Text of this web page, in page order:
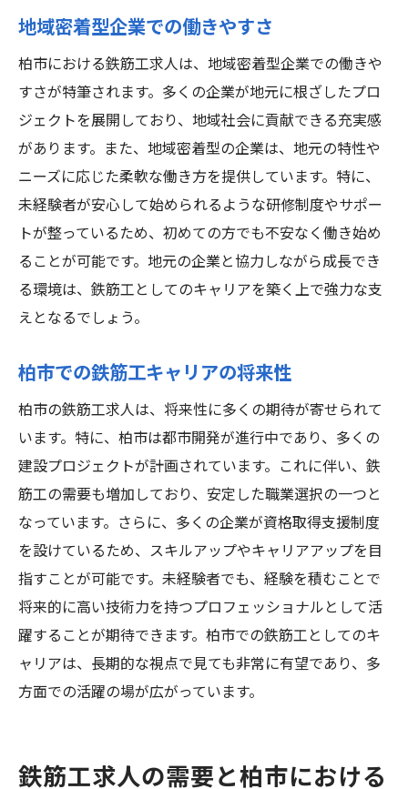
給与だけでなく福利厚生の重要性
目指す
キャリアアップに必要なスキルと心構え
成功するための具体的な行動計画
柏市でのキャリアアップ成功事例
長期的なキャリアビジョンの構築方法
スキルと経験を活かせるポジションへの転
職
継続的なキャリアアップを支えるネットワ
ーク
地域密着型企業での働きやすさ
柏市における鉄筋工求人は、地域密着型企業での働きや
すさが特筆されます。多くの企業が地元に根ざしたプロ
ジェクトを展開しており、地域社会に貢献できる充実感
があります。また、地域密着型の企業は、地元の特性や
ニーズに応じた柔軟な働き方を提供しています。特に、
未経験者が安心して始められるような研修制度やサポー
トが整っているため、初めての方でも不安なく働き始め
ることが可能です。地元の企業と協力しながら成長でき
る環境は、鉄筋工としてのキャリアを築く上で強力な支
えとなるでしょう。
柏市での鉄筋工キャリアの将来性
柏市の鉄筋工求人は、将来性に多くの期待が寄せられて
います。特に、柏市は都市開発が進行中であり、多くの
建設プロジェクトが計画されています。これに伴い、鉄
筋工の需要も増加しており、安定した職業選択の一つと
なっています。さらに、多くの企業が資格取得支援制度
を設けているため、スキルアップやキャリアアップを目
指すことが可能です。未経験者でも、経験を積むことで
将来的に高い技術力を持つプロフェッショナルとして活
躍することが期待できます。柏市での鉄筋工としてのキ
ャリアは、長期的な視点で見ても非常に有望であり、多
方面での活躍の場が広がっています。
鉄筋工求人の需要と柏市における